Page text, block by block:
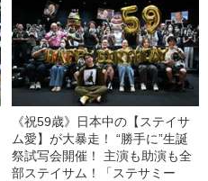
《祝59歳》日本中の【ステイサ
ム愛】が大暴走！ “勝手に”生誕
祭試写会開催！ 主演も助演も全
部ステイサム！「ステサミー